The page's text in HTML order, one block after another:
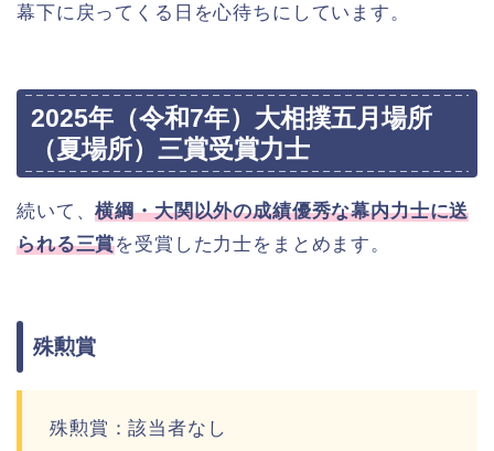
幕下に戻ってくる日を心待ちにしています。
2025年（令和7年）大相撲五月場所
（夏場所）三賞受賞力士
続いて、横綱・大関以外の成績優秀な幕内力士に送
られる三賞を受賞した力士をまとめます。
殊勲賞
殊勲賞：該当者なし